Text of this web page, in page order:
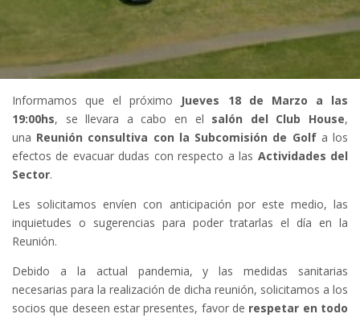
Informamos que el próximo Jueves 18 de Marzo a las
19:00hs, se llevara a cabo en el salón del Club House,
una Reunión consultiva con la Subcomisión de Golfa los
efectos de evacuar dudas con respecto a las Actividades del
Sector.
Les solicitamos envíen con anticipación por este medio, las
inquietudes o sugerencias para poder tratarlas el día en la
Reunión.
Debido a la actual pandemia, y las medidas sanitarias
necesarias para la realización de dicha reunión, solicitamos a los
socios que deseen estar presentes, favor de respetar en todo